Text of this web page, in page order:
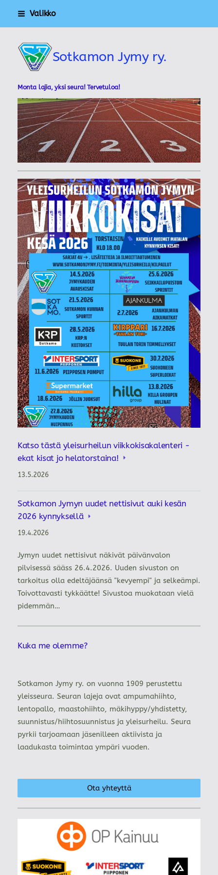
Siirry
Valikko
Sotkamon Jymy ry.
Monta lajia, yksi seura! Tervetuloa!
Katso tästä yleisurheilun viikkokisakalenteri -
ekat kisat jo helatorstaina!
13.5.2026
Sotkamon Jymyn uudet nettisivut auki kesän
2026 kynnyksellä
19.4.2026
Jymyn uudet nettisivut näkivät päivänvalon
pilvisessä sääss 26.4.2026. Uuden sivuston on
tarkoitus olla edeltäjäänsä "kevyempi" ja selkeämpi.
Toivottavasti tykkäätte! Sivustoa muokataan vielä
pidemmän…
Kuka me olemme?
Sotkamon Jymy ry. on vuonna 1909 perustettu
yleisseura. Seuran lajeja ovat ampumahiihto,
lentopallo, maastohiihto, mäkihyppy/yhdistetty,
suunnistus/hiihtosuunnistus ja yleisurheilu. Seura
pyrkii tarjoamaan jäsenilleen aktiivista ja
laadukasta toimintaa ympäri vuoden.
Ota yhteyttä